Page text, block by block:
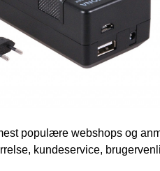
populære webshops og
kundeservice,